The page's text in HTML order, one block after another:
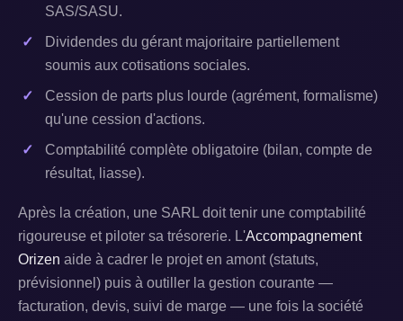
SAS/SASU.
Dividendes du gérant majoritaire partiellement
soumis aux cotisations sociales.
Cession de parts plus lourde (agrément, formalisme)
qu'une cession d'actions.
Comptabilité complète obligatoire (bilan, compte de
résultat, liasse).
Après la création, une SARL doit tenir une comptabilité
rigoureuse et piloter sa trésorerie. L'Accompagnement
Orizen aide à cadrer le projet en amont (statuts,
prévisionnel) puis à outiller la gestion courante —
facturation, devis, suivi de marge — une fois la société